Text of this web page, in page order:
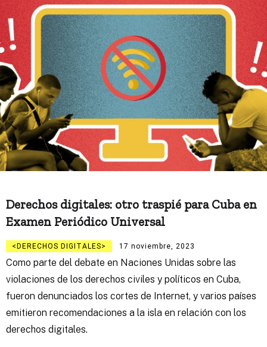
Derechos digitales: otro traspié para Cuba en
Examen Periódico Universal
DERECHOS DIGITALES 17 noviembre, 2023
Como parte del debate en Naciones Unidas sobre las
violaciones de los derechos civiles y políticos en Cuba,
fueron denunciados los cortes de Internet, y varios países
emitieron recomendaciones a la isla en relación con los
derechos digitales.